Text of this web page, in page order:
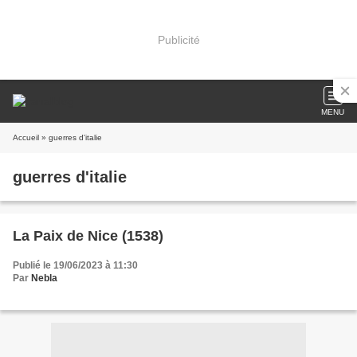
Publicité
MENU
Accueil » guerres d'italie
guerres d'italie
La Paix de Nice (1538)
Publié le 19/06/2023 à 11:30
Par Nebla